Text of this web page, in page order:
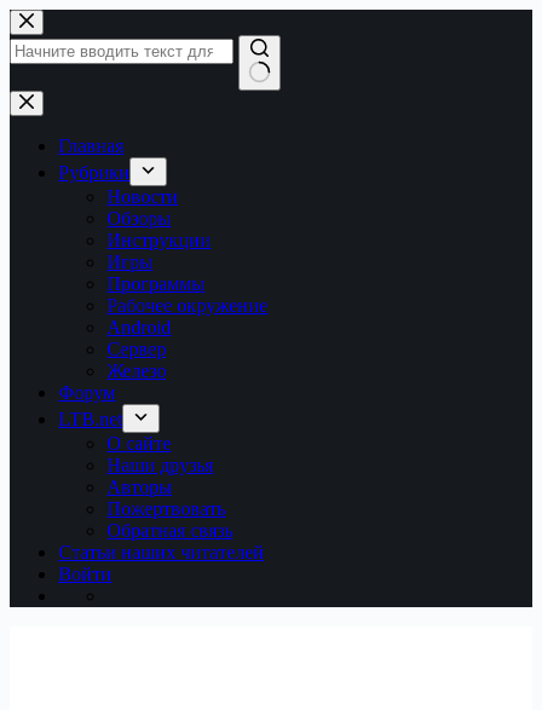
Перейти
к
сути
Ничего
не
найденоГлавная
Рубрики
Новости
Обзоры
Инструкции
Игры
Программы
Рабочее окружение
Android
Сервер
Железо
Форум
LTB.net
О сайте
Наши друзья
Авторы
Пожертвовать
Обратная связь
Статьи наших читателей
Войти